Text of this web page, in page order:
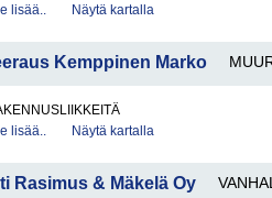
lisää..
Näytä kartalla
Kemppinen Marko
lisää..
Näytä kartalla
Rasimus & Mäkelä Oy